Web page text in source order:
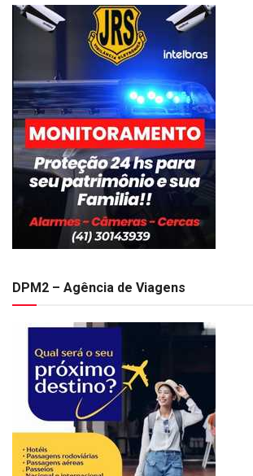
DPM2 – Agência de Viagens